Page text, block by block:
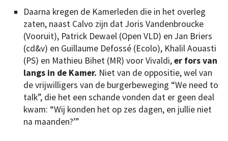
Daarna kregen de Kamerleden die in het overleg
zaten, naast Calvo zijn dat Joris Vandenbroucke
(Vooruit), Patrick Dewael (Open VLD) en Jan Briers
(cd&v) en Guillaume Defossé (Ecolo), Khalil Aouasti
(PS) en Mathieu Bihet (MR) voor Vivaldi,er fors van
langs in de Kamer. Niet van de oppositie, wel van
de vrijwilligers van de burgerbeweging “We need to
talk”, die het een schande vonden dat er geen deal
kwam: “Wij konden het op zes dagen, en jullie niet
na maanden?’”